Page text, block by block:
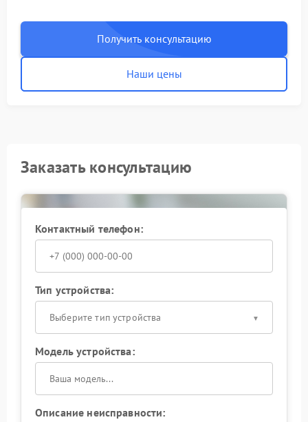
Получить консультацию
Наши цены
Заказать консультацию
Контактный телефон:
Тип устройства:
Выберите тип устройства
Модель устройства:
Описание неисправности: